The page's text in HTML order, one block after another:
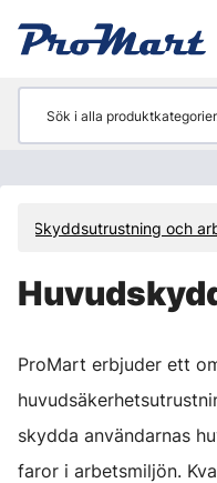
Skyddsutrustning och
ProMart erbjuder ett
skydda användarnas
faror i arbetsmiljön.